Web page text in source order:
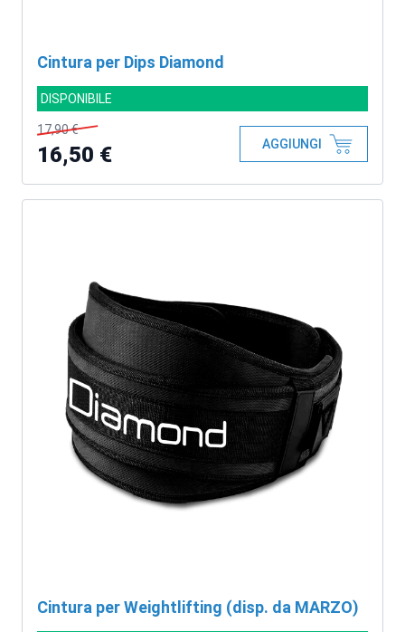
Cintura per Dips Diamond
DISPONIBILE
17,90 €
16,50 € AGGIUNGI
Cintura per Weightlifting (disp. da MARZO)